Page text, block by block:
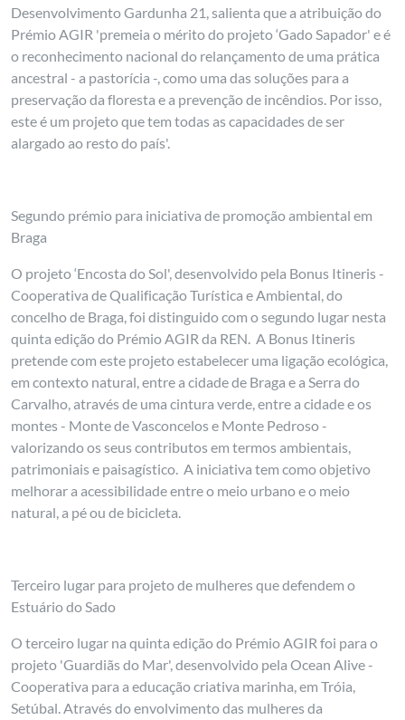
Desenvolvimento Gardunha 21, salienta que a atribuição do
Prémio AGIR 'premeia o mérito do projeto ‘Gado Sapador' e é
o reconhecimento nacional do relançamento de uma prática
ancestral - a pastorícia -, como uma das soluções para a
preservação da floresta e a prevenção de incêndios. Por isso,
este é um projeto que tem todas as capacidades de ser
alargado ao resto do país'.
Segundo prémio para iniciativa de promoção ambiental em
Braga
O projeto ‘Encosta do Sol', desenvolvido pela Bonus Itineris -
Cooperativa de Qualificação Turística e Ambiental, do
concelho de Braga, foi distinguido com o segundo lugar nesta
quinta edição do Prémio AGIR da REN. A Bonus Itineris
pretende com este projeto estabelecer uma ligação ecológica,
em contexto natural, entre a cidade de Braga e a Serra do
Carvalho, através de uma cintura verde, entre a cidade e os
montes - Monte de Vasconcelos e Monte Pedroso -
valorizando os seus contributos em termos ambientais,
patrimoniais e paisagístico. A iniciativa tem como objetivo
melhorar a acessibilidade entre o meio urbano e o meio
natural, a pé ou de bicicleta.
Terceiro lugar para projeto de mulheres que defendem o
Estuário do Sado
O terceiro lugar na quinta edição do Prémio AGIR foi para o
projeto 'Guardiãs do Mar', desenvolvido pela Ocean Alive -
Cooperativa para a educação criativa marinha, em Tróia,
Setúbal. Através do envolvimento das mulheres da